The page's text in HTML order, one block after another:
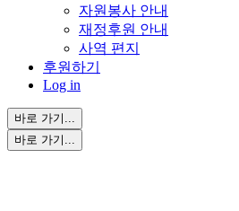
자원봉사 안내
재정후원 안내
사역 편지
후원하기
Log in
바로 가기...
바로 가기...